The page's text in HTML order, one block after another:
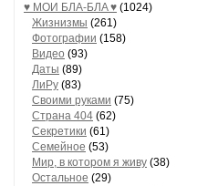
♥ МОИ БЛA-БЛA ♥ (1024)
Жизнизмы (261)
Фотографии (158)
Видео (93)
Даты (89)
ЛиРу (83)
Своими руками (75)
Страна 404 (62)
Секретики (61)
Семейное (53)
Мир, в котором я живу (38)
Остальное (29)